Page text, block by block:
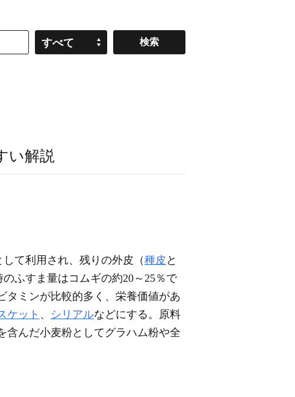
すべて
い解説
して利用され、残りの外皮（種皮 と
ふすま量はコムギの約20～25％で
タミンが比較的多く、栄養価値があ
ケット 、 シリアルなどにする。原料
含んだ小麦粉としてグラハム粉や全